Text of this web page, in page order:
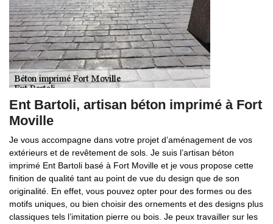
Ent Bartoli, artisan béton imprimé à Fort
Moville
Je vous accompagne dans votre projet d’aménagement de vos
extérieurs et de revêtement de sols. Je suis l’artisan béton
imprimé Ent Bartoli basé à Fort Moville et je vous propose cette
finition de qualité tant au point de vue du design que de son
originalité. En effet, vous pouvez opter pour des formes ou des
motifs uniques, ou bien choisir des ornements et des designs plus
classiques tels l’imitation pierre ou bois. Je peux travailler sur les